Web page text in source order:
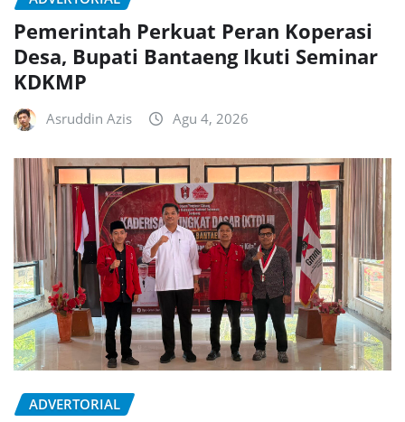
Pemerintah Perkuat Peran Koperasi
Desa, Bupati Bantaeng Ikuti Seminar
KDKMP
Asruddin Azis Agu 4, 2026
ADVERTORIAL